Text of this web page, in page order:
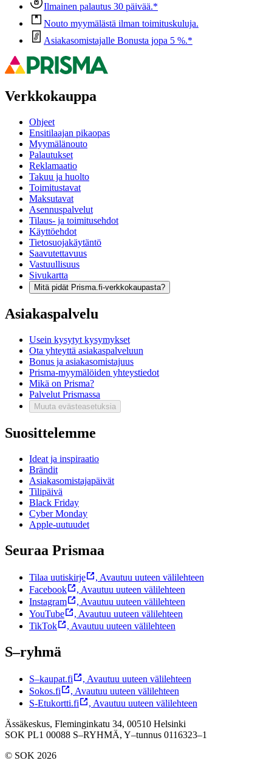
Ilmainen palautus 30 päivää.*
Nouto myymälästä ilman toimituskuluja.
Asiakasomistajalle Bonusta jopa 5 %.*
Verkkokauppa
Ohjeet
Ensitilaajan pikaopas
Myymälänouto
Palautukset
Reklamaatio
Takuu ja huolto
Toimitustavat
Maksutavat
Asennuspalvelut
Tilaus- ja toimitusehdot
Käyttöehdot
Tietosuojakäytäntö
Saavutettavuus
Vastuullisuus
Sivukartta
Mitä pidät Prisma.fi-verkkokaupasta?
Asiakaspalvelu
Usein kysytyt kysymykset
Ota yhteyttä asiakaspalveluun
Bonus ja asiakasomistajuus
Prisma-myymälöiden yhteystiedot
Mikä on Prisma?
Palvelut Prismassa
Muuta evästeasetuksia
Suosittelemme
Ideat ja inspiraatio
Brändit
Asiakasomistajapäivät
Tilipäivä
Black Friday
Cyber Monday
Apple-uutuudet
Seuraa Prismaa
Tilaa uutiskirje , Avautuu uuteen välilehteen
Facebook
, Avautuu uuteen välilehteen
Instagram
, Avautuu uuteen välilehteen
YouTube
, Avautuu uuteen välilehteen
TikTok
, Avautuu uuteen välilehteen
S–ryhmä
S–kaupat.fi , Avautuu uuteen välilehteen
Sokos.fi
, Avautuu uuteen välilehteen
S-Etukortti.fi
, Avautuu uuteen välilehteen
Ässäkeskus, Fleminginkatu 34, 00510 Helsinki
SOK PL1 00088 S–RYHMÄ, Y–tunnus 0116323–1
© SOK 2026